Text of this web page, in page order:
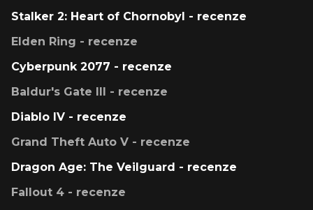
Stalker 2: Heart of Chornobyl - recenze
Elden Ring - recenze
Cyberpunk 2077 - recenze
Baldur's Gate III - recenze
Diablo IV - recenze
Grand Theft Auto V - recenze
Dragon Age: The Veilguard - recenze
Fallout 4 - recenze